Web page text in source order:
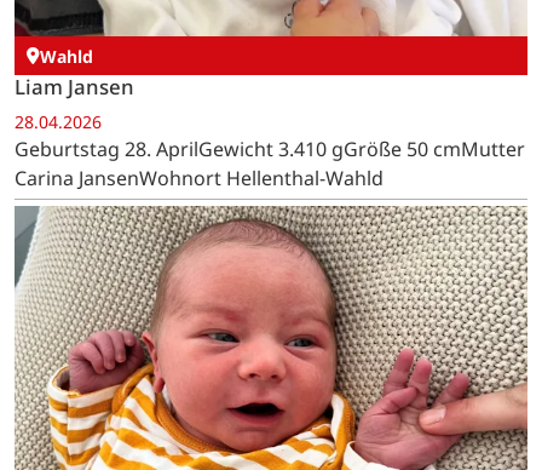
Wahld
Liam Jansen
28.04.2026
Geburtstag 28. AprilGewicht 3.410 gGröße 50 cmMutter
Carina JansenWohnort Hellenthal-Wahld